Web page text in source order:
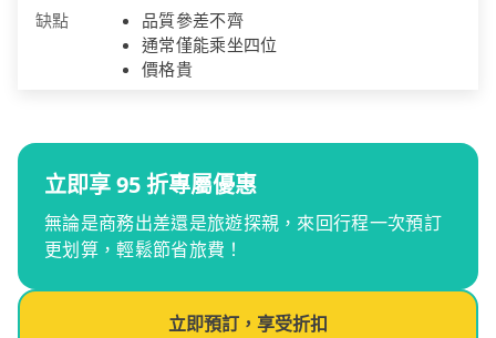
缺點
品質參差不齊
通常僅能乘坐四位
價格貴
立即享 95 折專屬優惠
無論是商務出差還是旅遊探親，來回行程一次預訂
更划算，輕鬆節省旅費！
立即預訂，享受折扣